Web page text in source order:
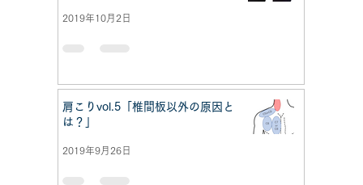
2019年10月2日
肩こりvol.5「椎間板以外の原因と
は？」
2019年9月26日